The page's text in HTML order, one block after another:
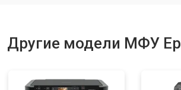
Другие модели МФУ